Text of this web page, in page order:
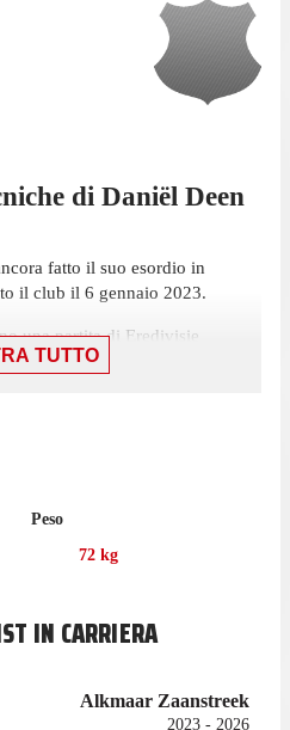
di Daniël Deen
fatto il suo esordio in
il club il 6 gennaio 2023.
una partita di Eredivisie
TUTTO
Peso
72 kg
IN CARRIERA
Alkmaar Zaanstreek
2023 - 2026